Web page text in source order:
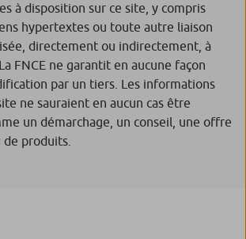
à disposition sur ce site, y compris
hypertextes ou toute autre liaison
directement ou indirectement, à
FNCE ne garantit en aucune façon
par un tiers. Les informations
ne sauraient en aucun cas être
un démarchage, un conseil, une offre
produits.